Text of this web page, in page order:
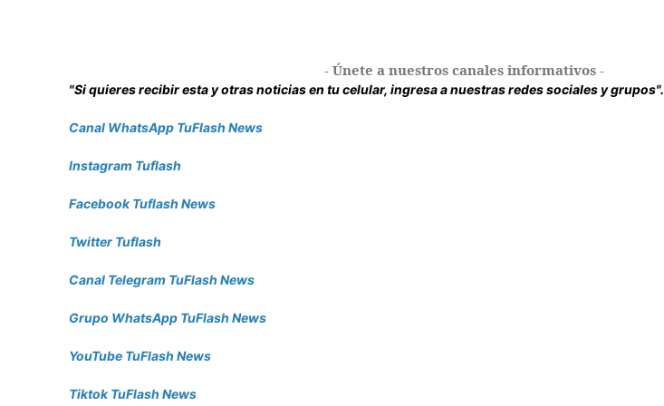
- Únete a nuestros canales informativos -
"Si quieres recibir esta y otras noticias en tu celular, ingresa a nuestras redes sociales y grupos".
Canal WhatsApp TuFlash News
Instagram Tuflash
Facebook Tuflash News
Twitter Tuflash
Canal Telegram TuFlash News
Grupo WhatsApp TuFlash News
YouTube TuFlash News
Tiktok TuFlash News